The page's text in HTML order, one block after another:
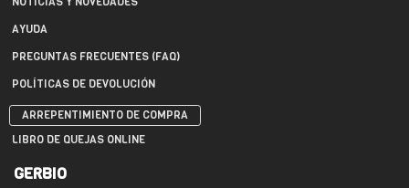
AYUDA
PREGUNTAS FRECUENTES (FAQ)
POLÍTICAS DE DEVOLUCIÓN
ARREPENTIMIENTO DE COMPRA
LIBRO DE QUEJAS ONLINE
GERBIO